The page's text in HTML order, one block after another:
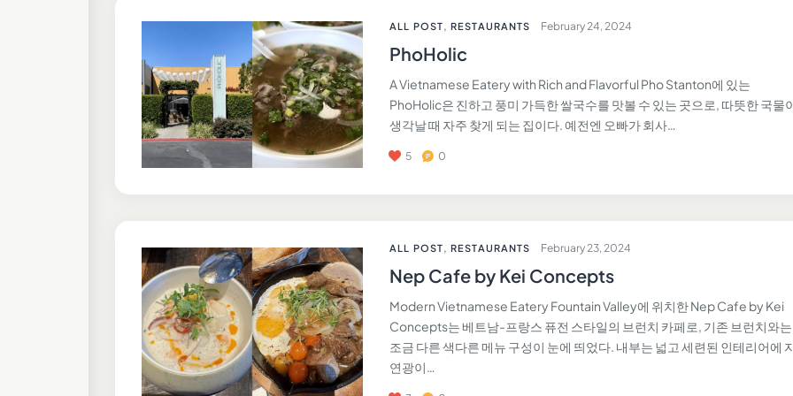
ALL POST ,RESTAURANTS February 24, 2024
PhoHolic
A Vietnamese Eatery with Rich and Flavorful Pho Stanton에 있는
PhoHolic은 진하고 풍미 가득한 쌀국수를 맛볼 수 있는 곳으로, 따뜻한 국물
생각날 때 자주 찾게 되는 집이다. 예전엔 오빠가 회사…
5 0
ALL POST,RESTAURANTS February 23, 2024
Nep Cafe by Kei Concepts
Modern Vietnamese Eatery Fountain Valley에 위치한 Nep Cafe by Kei
Concepts는 베트남-프랑스 퓨전 스타일의 브런치 카페로, 기존 브런치와는
조금 다른 색다른 메뉴 구성이 눈에 띄었다. 내부는 넓고 세련된 인테리어에
연광이…